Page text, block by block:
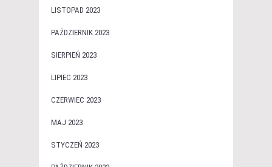
LISTOPAD 2023
PAŹDZIERNIK 2023
SIERPIEŃ 2023
LIPIEC 2023
CZERWIEC 2023
MAJ 2023
STYCZEŃ 2023